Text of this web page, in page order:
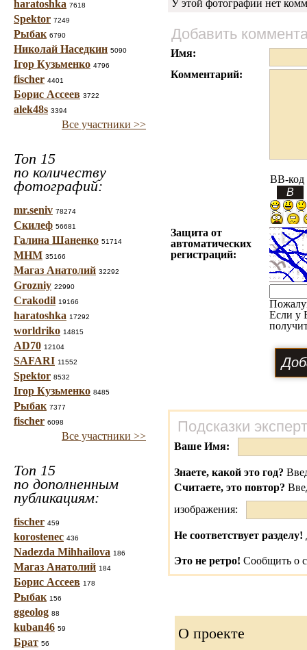
haratoshka 7618
Spektor 7249
Рыбак 6790
Николай Наседкин 5090
Ігор Кузьменко 4796
fischer 4401
Борис Ассеев 3722
alek48s 3394
Все участники >>
Топ 15
по количеству
фотографий:
mr.seniv 78274
Скилеф 56681
Галина Шаненко 51714
МНМ 35166
Магаз Анатолий 32292
Grozniy 22990
Crakodil 19166
haratoshka 17292
worldriko 14815
AD70 12104
SAFARI 11552
Spektor 8532
Ігор Кузьменко 8485
Рыбак 7377
fischer 6098
Все участники >>
Топ 15
по дополненным
публикациям:
fischer 459
korostenec 436
Nadezda Mihhailova 186
Магаз Анатолий 184
Борис Ассеев 178
Рыбак 156
ggeolog 88
kuban46 59
Брат 56
У этой фотографии нет
Добавить
Имя:
Комментарий:
BB-код
Защита от
автоматических
регистраций:
Если у
Подсказки
Ваше Имя:
Знаете, какой это год?
Считаете, это повтор?
изображения:
Не соответствует разделу!
Это не ретро! Сообщить о
О проекте